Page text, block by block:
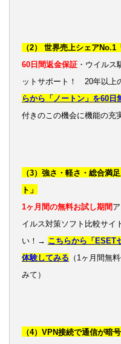
（2） 世界売上シェア
60日間返金保証 ・ウイルス
ットサポート！ 20年以上
らから「ノートン」を60日
付きのこの機会に機能の充
（3）強さ・軽さ・総合満
ト」
1ヶ月間の無料お試し期間
イルス対策ソフト比較サイ
い！→ こちらから「ESET
体験してみる （1ヶ月間無
みて）
（4）VPN接続で通信が暗